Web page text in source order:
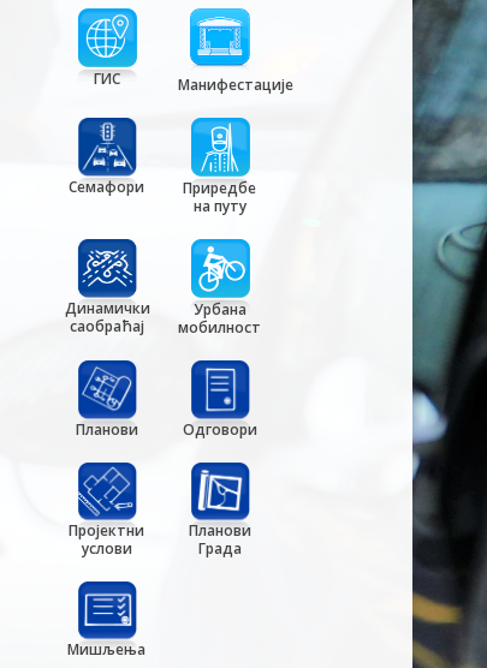
ГИС Манифестације
Семафори
Приредбе
на путу
Динамички
саобраћај
Урбана
мобилност
Планови Одговори
Пројектни
услови
Планови
Града
Мишљења